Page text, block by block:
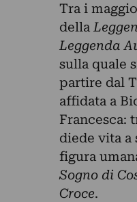
Tra i
della
Leggenda
sulla quale
partire dal
affidata a
Francesca:
diede vita
figura
Sogno di
Croce.